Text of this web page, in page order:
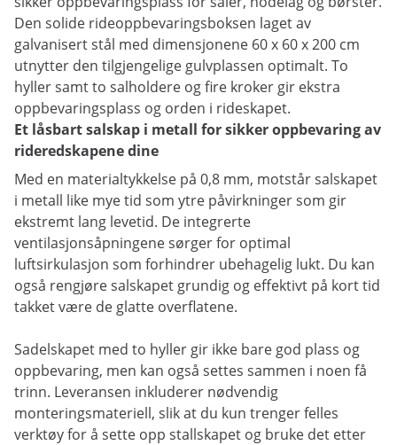
Den solide rideoppbevaringsboksen laget av
galvanisert stål med dimensjonene 60 x 60 x 200 cm
utnytter den tilgjengelige gulvplassen optimalt. To
hyller samt to salholdere og fire kroker gir ekstra
oppbevaringsplass og orden i rideskapet.
Et låsbart salskap i metall for sikker oppbevaring av
rideredskapene dine
Med en materialtykkelse på 0,8 mm, motstår salskapet
i metall like mye tid som ytre påvirkninger som gir
ekstremt lang levetid. De integrerte
ventilasjonsåpningene sørger for optimal
luftsirkulasjon som forhindrer ubehagelig lukt. Du kan
også rengjøre salskapet grundig og effektivt på kort tid
takket være de glatte overflatene.
Sadelskapet med to hyller gir ikke bare god plass og
oppbevaring, men kan også settes sammen i noen få
trinn. Leveransen inkluderer nødvendig
monteringsmateriell, slik at du kun trenger felles
verktøy for å sette opp stallskapet og bruke det etter